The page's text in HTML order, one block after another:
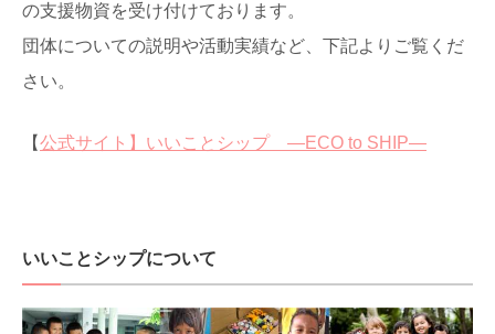
の支援物資を受け付けております。
団体についての説明や活動実績など、下記よりご覧くだ
さい。
【公式サイト】いいことシップ ―ECO to SHIP―
いいことシップについて